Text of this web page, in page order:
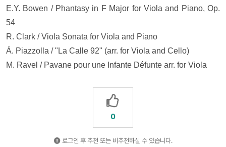
E.Y. Bowen / Phantasy in F Major for Viola and Piano, Op.
54
R. Clark / Viola Sonata for Viola and Piano
Á. Piazzolla / "La Calle 92" (arr. for Viola and Cello)
M. Ravel / Pavane pour une Infante Défunte arr. for Viola
0
로그인 후 추천 또는 비추천하실 수 있습니다.